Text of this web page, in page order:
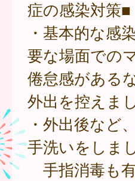
症の感染対策■
・基本的な感
要な場面での
倦怠感がある
外出を控えま
・外出後など
手洗いをしま
手指消毒も有